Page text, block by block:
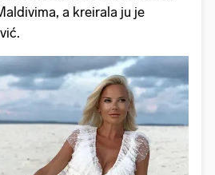
a kreirala ju je